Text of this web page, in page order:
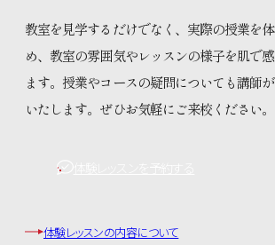
教室を見学するだけでなく、実際の授業を
め、教室の雰囲気やレッスンの様子を肌で
ます。授業やコースの疑問についても講師
いたします。ぜひお気軽にご来校ください。
体験レッスンの内容について